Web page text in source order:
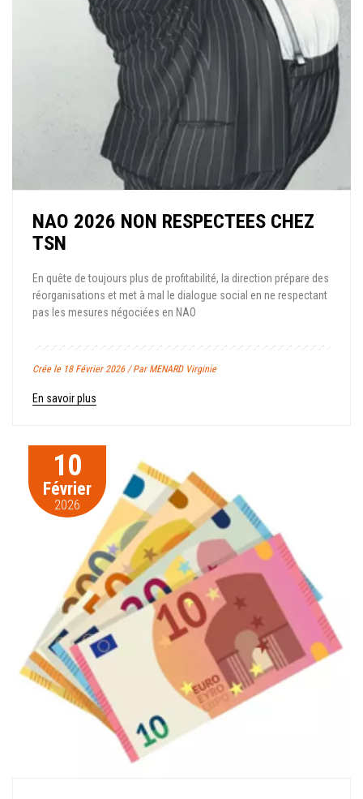
NAO 2026 NON RESPECTEES CHEZ
TSN
En quête de toujours plus de profitabilité, la direction prépare des
réorganisations et met à mal le dialogue social en ne respectant
pas les mesures négociées en NAO
Crée le 18 Février 2026 / Par MENARD Virginie
En savoir plus
10
Février
2026